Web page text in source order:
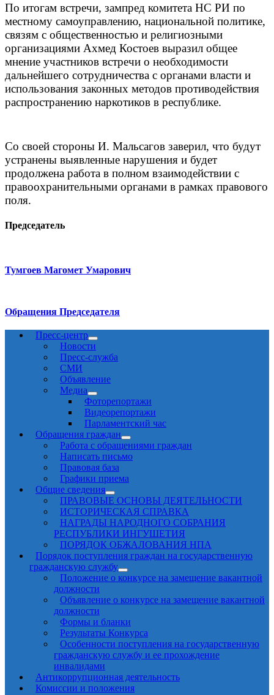
По итогам встречи, зампред комитета НС РИ по
местному самоуправлению, национальной политике,
связям с общественностью и религиозными
организациями Ахмед Костоев выразил общее
мнение участников встречи о необходимости
дальнейшего сотрудничества с органами власти и
использования законных методов противодействия
распространению наркотиков в республике.
Со своей стороны И. Мальсагов заверил, что будут
устранены выявленные нарушения и будет
продолжена работа в полном взаимодействии с
правоохранительными органами в рамках правового
поля.
Председатель
Тумгоев Магомет Умарович
Обращения Председателя
Пресс-центр
Новости
Пресс-служба
СМИ
Объявление
Медиа
Фоторепортажи
Видеорепортажи
Парламентский час
Обращения граждан
Работа с обращениями граждан
Написать письмо
Правовая база
Графики приема
Общие сведения
ПРАВОВЫЕ ОСНОВЫ ДЕЯТЕЛЬНОСТИ
ИСТОРИЧЕСКАЯ СПРАВКА
НАГРАДЫ НАРОДНОГО СОБРАНИЯ
РЕСПУБЛИКИ ИНГУШЕТИЯ
ПОРЯДОК ОБЖАЛОВАНИЯ НПА
Порядок поступления граждан на государственную
гражданскую службу
Положение о конкурсе на замещение вакантной
должности
Объявление о конкурсе на замещение вакантной
должности
Формы и бланки
Результаты Конкурса
Особенности поступления на государственную
гражданскую службу и ее прохождение
инвалидами
Антикоррупционная деятельность
Комиссии и положения